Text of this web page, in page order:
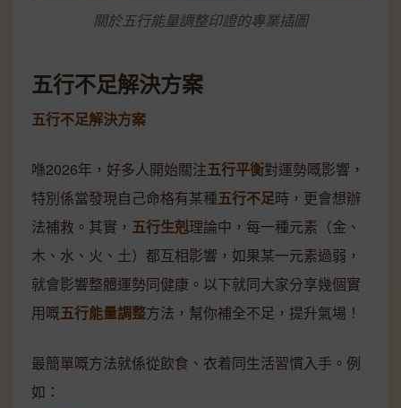
關於五行能量調整印證的專業插圖
五行不足解決方案
五行不足解決方案
喺2026年，好多人開始關注五行平衡對運勢嘅影響，
特別係當發現自己命格有某種五行不足時，更會想辦
法補救。其實， 五行生剋理論中，每一種元素（金、
木、水、火、土）都互相影響，如果某一元素過弱，
就會影響整體運勢同健康。以下就同大家分享幾個實
用嘅五行能量調整方法，幫你補全不足，提升氣場！
最簡單嘅方法就係從飲食、衣着同生活習慣入手。例
如：